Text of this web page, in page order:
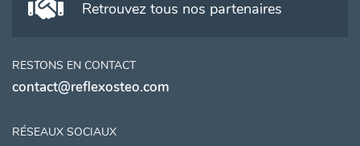
Retrouvez tous nos partenaires
RESTONS EN CONTACT
contact@reflexosteo.com
RÉSEAUX SOCIAUX